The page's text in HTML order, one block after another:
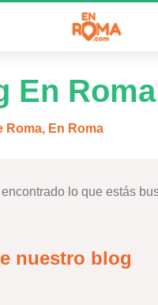
En Roma
Roma, En Roma
lo que estás
nuestro blog